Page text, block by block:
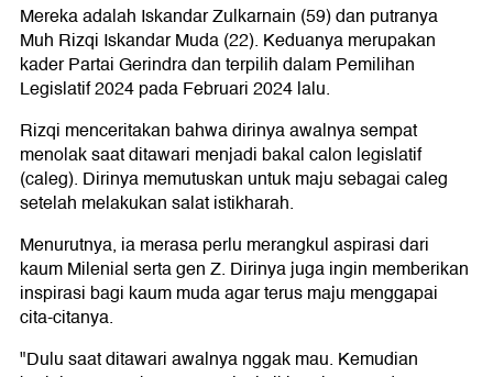
Mereka adalah Iskandar Zulkarnain (59) dan putranya
Muh Rizqi Iskandar Muda (22). Keduanya merupakan
kader Partai Gerindra dan terpilih dalam Pemilihan
Legislatif 2024 pada Februari 2024 lalu.
Rizqi menceritakan bahwa dirinya awalnya sempat
menolak saat ditawari menjadi bakal calon legislatif
(caleg). Dirinya memutuskan untuk maju sebagai caleg
setelah melakukan salat istikharah.
Menurutnya, ia merasa perlu merangkul aspirasi dari
kaum Milenial serta gen Z. Dirinya juga ingin memberikan
inspirasi bagi kaum muda agar terus maju menggapai
cita-citanya.
"Dulu saat ditawari awalnya nggak mau. Kemudian